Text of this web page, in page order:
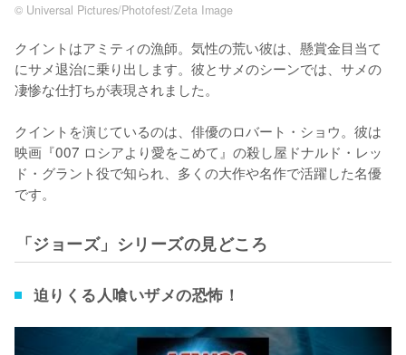
© Universal Pictures/Photofest/Zeta Image
クイントはアミティの漁師。気性の荒い彼は、懸賞金目当て
にサメ退治に乗り出します。彼とサメのシーンでは、サメの
凄惨な仕打ちが表現されました。
クイントを演じているのは、俳優のロバート・ショウ。彼は
映画『007 ロシアより愛をこめて』の殺し屋ドナルド・レッ
ド・グラント役で知られ、多くの大作や名作で活躍した名優
です。
「ジョーズ」シリーズの見どころ
迫りくる人喰いザメの恐怖！